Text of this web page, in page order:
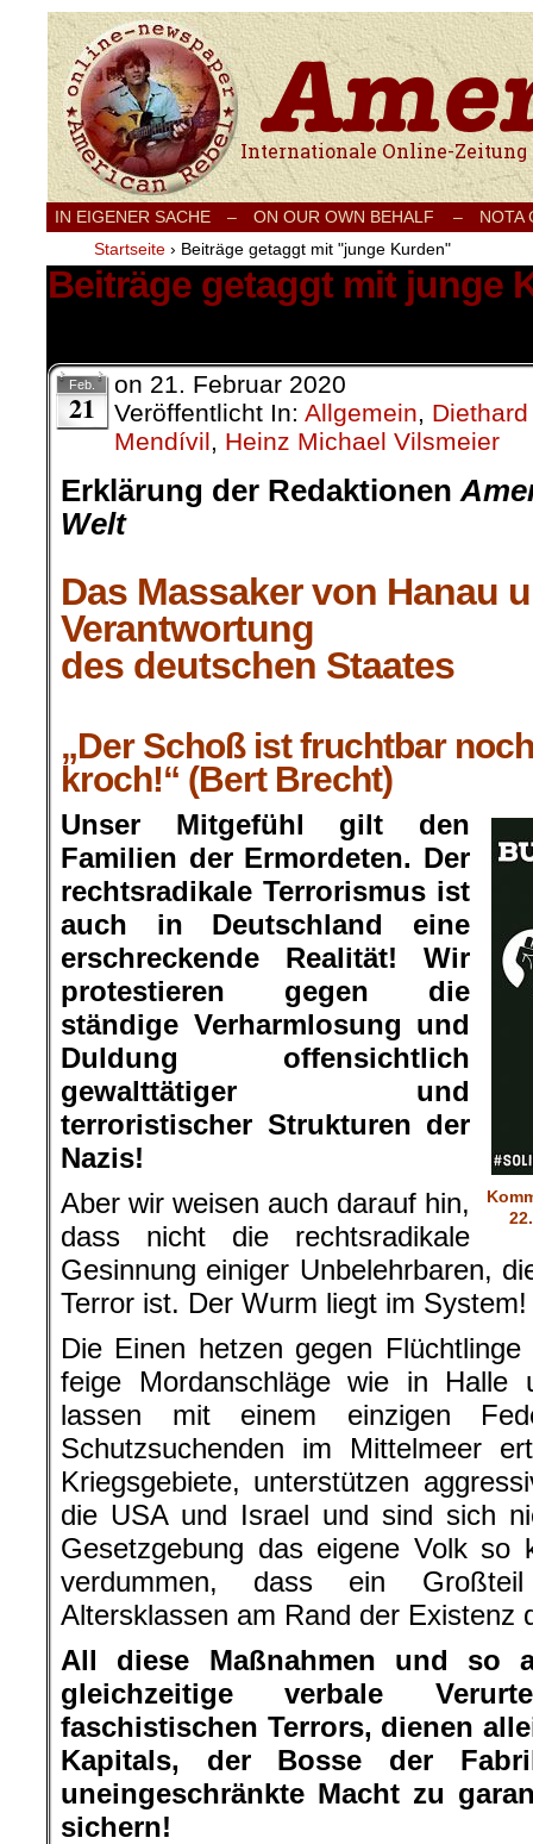
Internationale Onlinezeitung für Frieden,
IN EIGENER SACHE – ON OUR OWN BEHALF –
NOTA
Startseite › Beiträge getaggt mit "junge Kurden"
Beiträge getaggt mit junge
Feb.
21
on 21. Februar 2020
Veröffentlicht In: Allgemein,
Mendívil, Heinz Michael Vilsmeier
Erklärung der Redaktionen
Welt
Das Massaker von Hanau
Verantwortung
des deutschen Staates
„Der Schoß ist fruchtbar
kroch!“ (Bert Brecht)
Unser Mitgefühl gilt den
Familien der Ermordeten. Der
rechtsradikale Terrorismus ist
auch in Deutschland eine
erschreckende Realität! Wir
protestieren gegen die
ständige Verharmlosung und
Duldung offensichtlich
gewalttätiger und
terroristischer Strukturen der
Nazis!
Aber wir weisen auch darauf hin,
dass nicht die rechtsradikale
Gesinnung einiger Unbelehrbaren,
Terror ist. Der Wurm liegt im System!
Die Einen hetzen gegen
feige Mordanschläge wie in Halle
lassen mit einem einzigen
Schutzsuchenden im Mittelmeer
Kriegsgebiete, unterstützen
die USA und Israel und sind sich
Gesetzgebung das eigene Volk
verdummen, dass ein
Altersklassen am Rand der Existenz
All diese Maßnahmen und so
gleichzeitige verbale
faschistischen Terrors, dienen
Kapitals, der Bosse der
uneingeschränkte Macht zu
sichern!